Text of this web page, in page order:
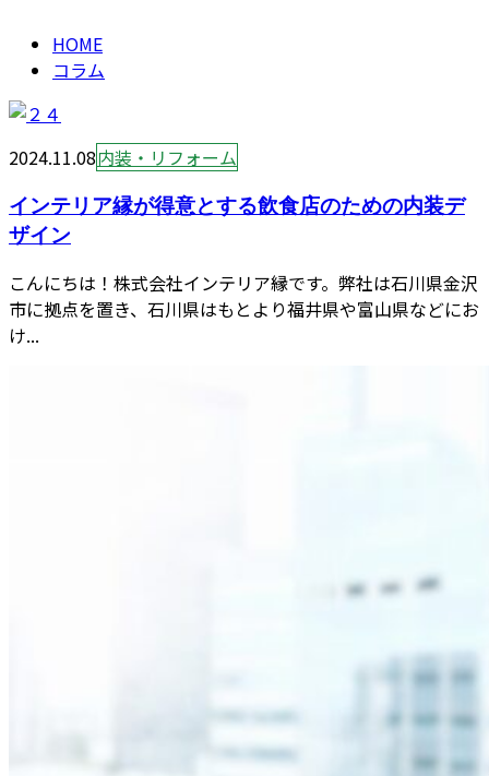
HOME
コラム
2024.11.08内装・リフォーム
インテリア縁が得意とする飲食店のための内装デ
ザイン
こんにちは！株式会社インテリア縁です。弊社は石川県金沢
市に拠点を置き、石川県はもとより福井県や富山県などにお
け...